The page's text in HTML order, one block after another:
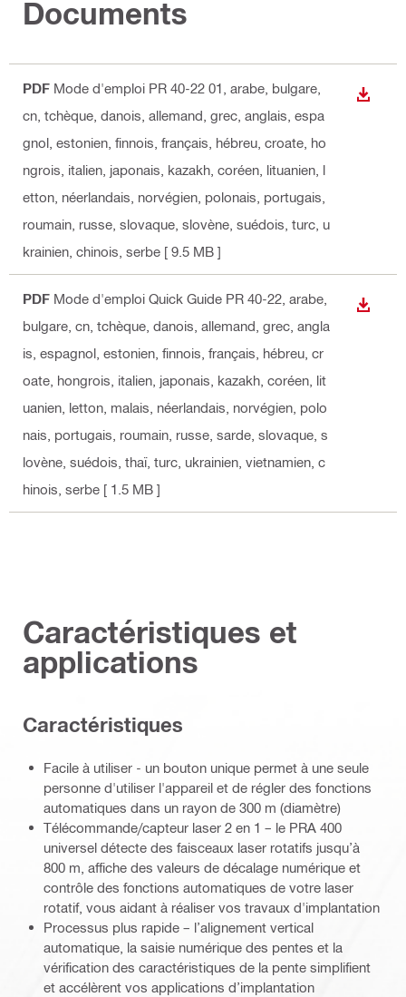
Documents
PDF Mode d'emploi PR 40-22 01 , arabe, bulgare,
cn, tchèque, danois, allemand, grec, anglais, espa
gnol, estonien, finnois, français, hébreu, croate, ho
ngrois, italien, japonais, kazakh, coréen, lituanien, l
etton, néerlandais, norvégien, polonais, portugais,
roumain, russe, slovaque, slovène, suédois, turc, u
krainien, chinois, serbe [ 9.5 MB ]
PDF Mode d'emploi Quick Guide PR 40-22 , arabe,
bulgare, cn, tchèque, danois, allemand, grec, angla
is, espagnol, estonien, finnois, français, hébreu, cr
oate, hongrois, italien, japonais, kazakh, coréen, lit
uanien, letton, malais, néerlandais, norvégien, polo
nais, portugais, roumain, russe, sarde, slovaque, s
lovène, suédois, thaï, turc, ukrainien, vietnamien, c
hinois, serbe [ 1.5 MB ]
Caractéristiques et
applications
Caractéristiques
Facile à utiliser - un bouton unique permet à une seule
personne d'utiliser l'appareil et de régler des fonctions
automatiques dans un rayon de 300 m (diamètre)
Télécommande/capteur laser 2 en 1 – le PRA 400
universel détecte des faisceaux laser rotatifs jusqu’à
800 m, affiche des valeurs de décalage numérique et
contrôle des fonctions automatiques de votre laser
rotatif, vous aidant à réaliser vos travaux d'implantation
Processus plus rapide – l’alignement vertical
automatique, la saisie numérique des pentes et la
vérification des caractéristiques de la pente simplifient
et accélèrent vos applications d’implantation